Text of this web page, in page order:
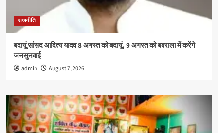
राजनीति
बदायूं सांसद आदित्य यादव 8 अगस्त को बदायूं, 9 अगस्त को बबराला में करेंगे
जनसुनवाई
admin August 7, 2026